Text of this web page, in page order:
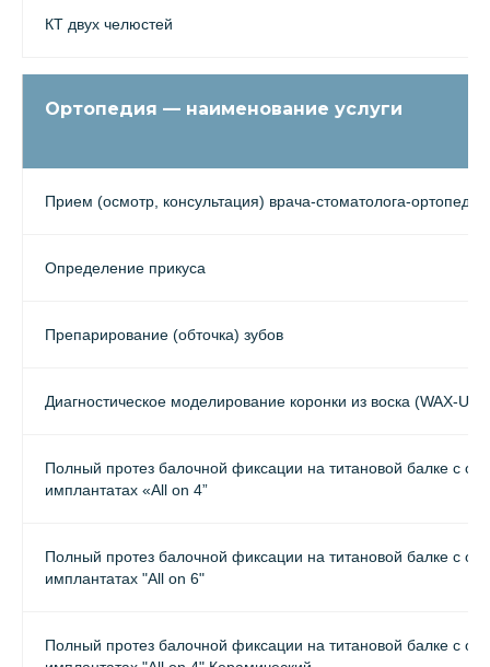
КТ двух челюстей
Ортопедия — наименование услуги
Прием (осмотр, консультация) врача-стоматолога-ортопеда
Определение прикуса
Препарирование (обточка) зубов
Диагностическое моделирование коронки из воска (WAX-UP)
Полный протез балочной фиксации на титановой балке с
имплантатах «All on 4”
Полный протез балочной фиксации на титановой балке с
имплантатах "All on 6"
Полный протез балочной фиксации на титановой балке с